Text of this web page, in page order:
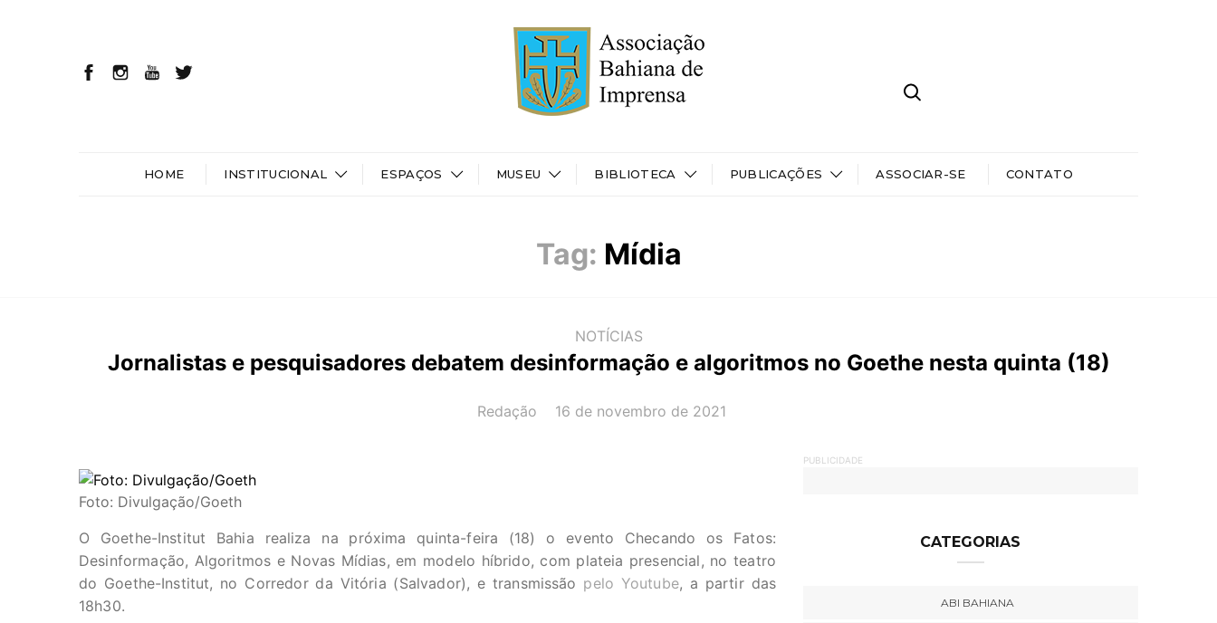
HOME INSTITUCIONAL ESPAÇOS MUSEU BIBLIOTECA PUBLICAÇÕES ASSOCIAR-SE CONTATO
Tag: Mídia
NOTÍCIAS
Jornalistas e pesquisadores debatem desinformação e algoritmos no Goethe nesta quinta (18)
AUTOR(A):
Redação DATA:
16 de novembro de 2021
Foto: Divulgação/Goeth
O Goethe-Institut Bahia realiza na próxima quinta-feira (18) o evento Checando os Fatos:
Desinformação, Algoritmos e Novas Mídias, em modelo híbrido, com plateia presencial, no teatro
do Goethe-Institut, no Corredor da Vitória (Salvador), e transmissão pelo Youtube, a partir das
18h30.
PUBLICIDADE
CATEGORIAS
ABI BAHIANA